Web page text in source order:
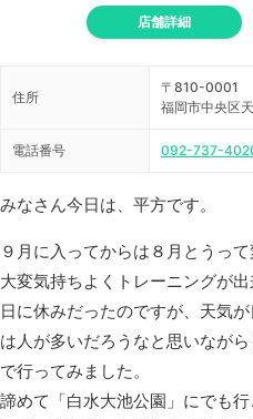
店舗詳細
住所
〒810-0001
福岡市中央区
電話番号 092-737-
みなさん今日は、平方です。
９月に入ってからは８月とうっ
大変気持ちよくトレーニングが
日に休みだったのですが、天気
は人が多いだろうなと思いなが
で行ってみました。 案
諦めて「白水大池公園」にでも